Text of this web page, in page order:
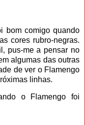
bom comigo quando
cores rubro-negras.
pus-me a pensar no
algumas das outras
de ver o Flamengo
linhas.
o Flamengo foi